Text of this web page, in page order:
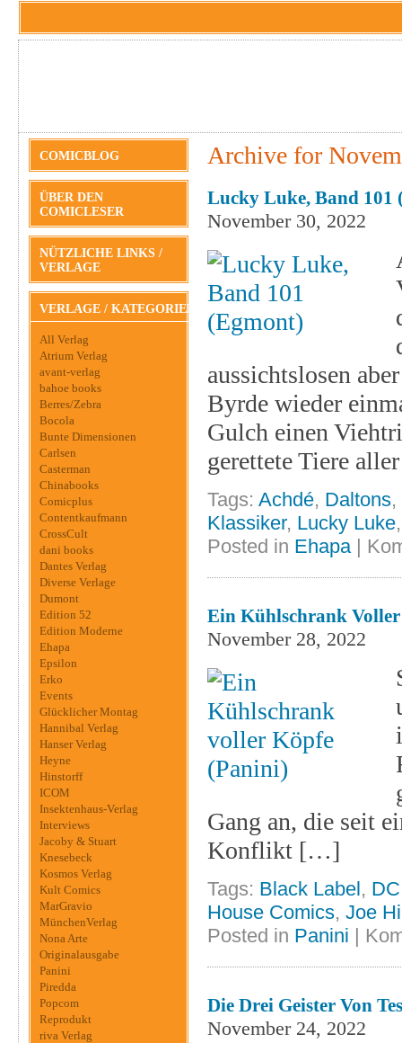
COMICBLOG
ÜBER DEN
COMICLESER
NÜTZLICHE LINKS /
VERLAGE
VERLAGE / KATEGORIEN
All Verlag
Atrium Verlag
avant-verlag
bahoe books
Berres/Zebra
Bocola
Bunte Dimensionen
Carlsen
Casterman
Chinabooks
Comicplus
Contentkaufmann
CrossCult
dani books
Dantes Verlag
Diverse Verlage
Dumont
Edition 52
Edition Moderne
Ehapa
Epsilon
Erko
Events
Glücklicher Montag
Hannibal Verlag
Hanser Verlag
Heyne
Hinstorff
ICOM
Insektenhaus-Verlag
Interviews
Jacoby & Stuart
Knesebeck
Kosmos Verlag
Kult Comics
MarGravio
MünchenVerlag
Nona Arte
Originalausgabe
Panini
Piredda
Popcom
Reprodukt
riva Verlag
Archive for
Lucky Luke, Band 101
November 30, 2022
aussichtslosen
Byrde wieder
Gulch einen
gerettete Tiere
Tags: Achdé, Daltons,
Klassiker, Lucky Luke
Posted in Ehapa|
Ein Kühlschrank
November 28, 2022
Gang an, die seit
Konflikt […]
Tags: Black Label, DC
House Comics, Joe
Posted in Panini |
Die Drei Geister Von
November 24, 2022